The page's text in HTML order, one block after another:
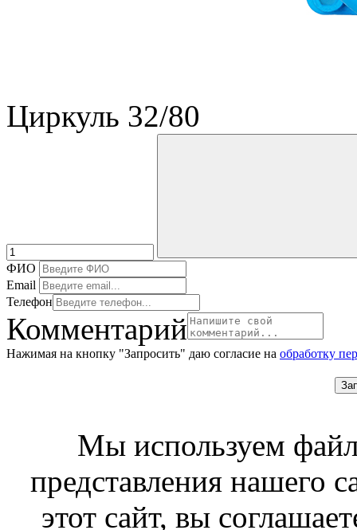
Циркуль 32/80
ФИО
Email
Телефон
Комментарий
Нажимая на кнопку "Запросить" даю согласие на обработку
Мы используем
представления нашего
этот сайт, вы